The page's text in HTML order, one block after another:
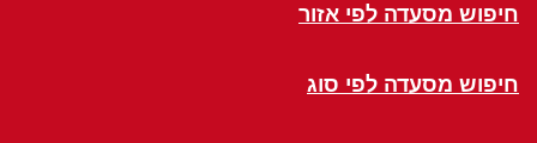
חיפוש מסעדה לפי אזור
חיפוש מסעדה לפי סוג